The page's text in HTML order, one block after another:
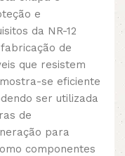
e
da NR-12
de
que resistem
se eficiente
ser utilizada
de
para
componentes